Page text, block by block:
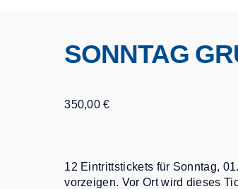
SONNTAG
350,00€
12 Eintrittstickets für Sonntag,
vorzeigen. Vor Ort wird dieses